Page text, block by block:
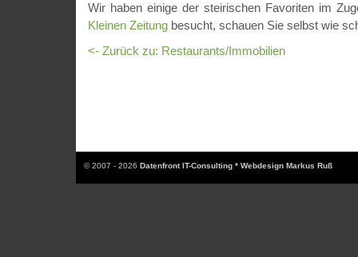
Wir haben einige der steirischen Favoriten im
Kleinen Zeitung besucht, schauen Sie selbst wie
<- Zurück zu: Restaurants/Immobilien
© 2007 - 2026 Datenfront IT-Consulting * Webdesign Markus Ruß